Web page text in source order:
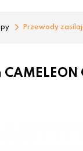
Przewody